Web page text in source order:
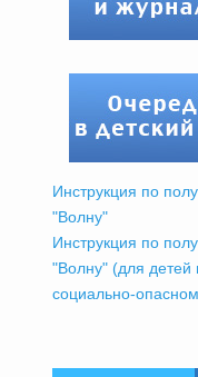
Инструкция по
"Волну"
Инструкция по
"Волну" (для
социально-